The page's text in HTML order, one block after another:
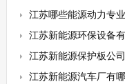
江苏哪些能源动力专
江苏新能源环保设备
江苏新能源保护板公
江苏新能源汽车厂有